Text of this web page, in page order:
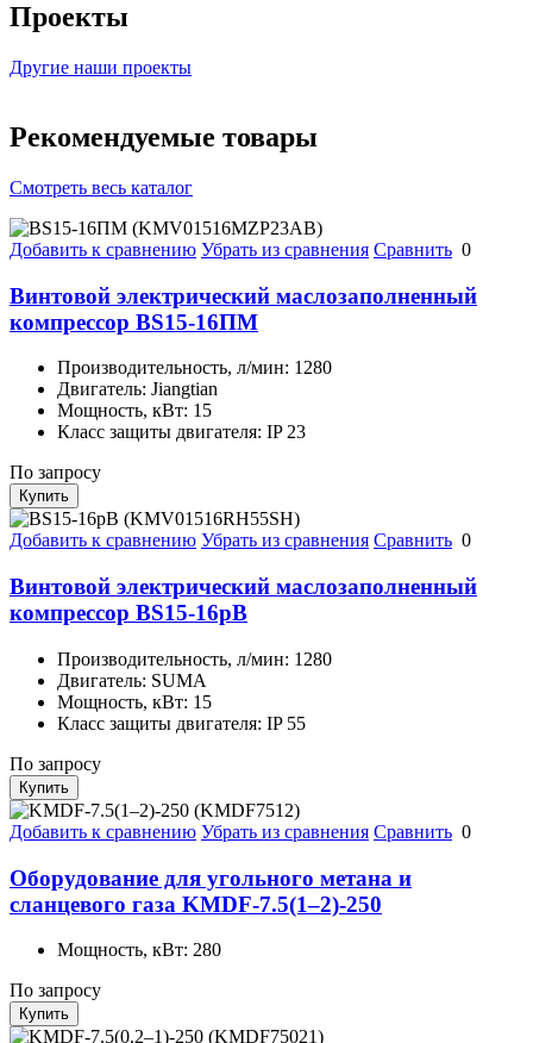
Проекты
Другие наши проекты
Рекомендуемые товары
Смотреть весь каталог
Добавить к сравнению Убрать из сравнения Сравнить 0
Винтовой электрический маслозаполненный
компрессор BS15-16ПМ
Производительность, л/мин: 1280
Двигатель: Jiangtian
Мощность, кВт: 15
Класс защиты двигателя: IP 23
По запросу
Купить
Добавить к сравнению Убрать из сравнения Сравнить 0
Винтовой электрический маслозаполненный
компрессор BS15-16рВ
Производительность, л/мин: 1280
Двигатель: SUMA
Мощность, кВт: 15
Класс защиты двигателя: IP 55
По запросу
Купить
Добавить к сравнению Убрать из сравнения Сравнить 0
Оборудование для угольного метана и
сланцевого газа KMDF-7.5(1–2)-250
Мощность, кВт: 280
По запросу
Купить